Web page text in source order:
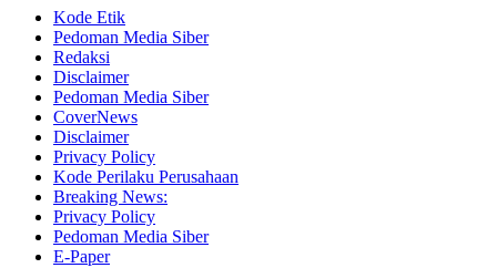
Kode Etik
Pedoman Media Siber
Redaksi
Disclaimer
Pedoman Media Siber
CoverNews
Disclaimer
Privacy Policy
Kode Perilaku Perusahaan
Breaking News:
Privacy Policy
Pedoman Media Siber
E-Paper